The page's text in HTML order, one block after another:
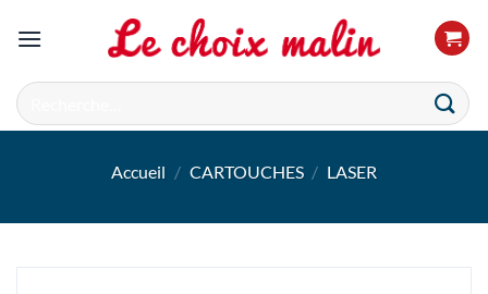
Recherche
pour :
Accueil / CARTOUCHES / LASER